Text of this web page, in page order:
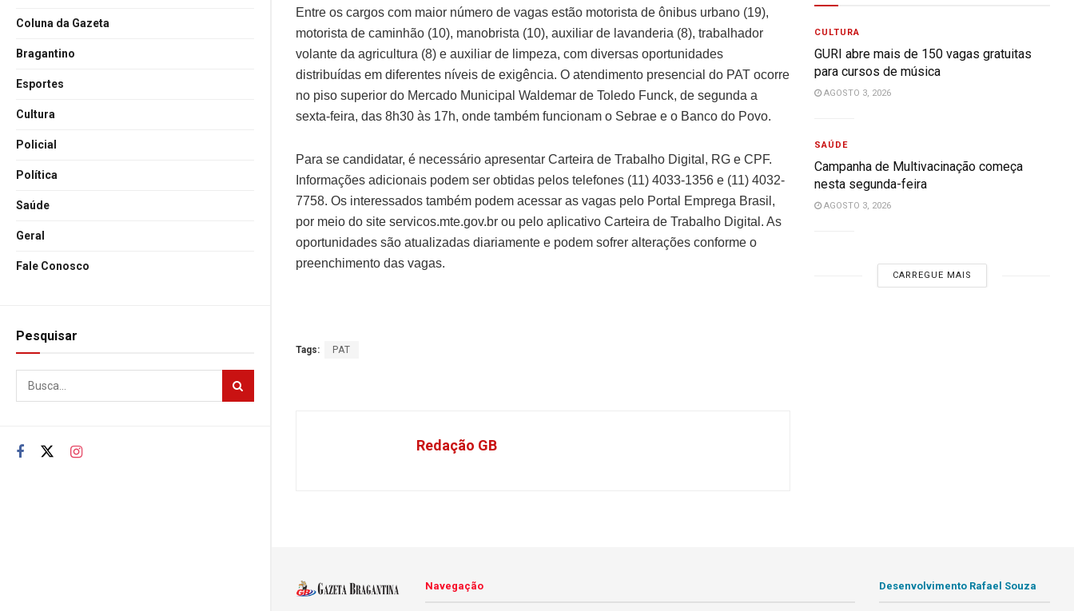
Coluna da Gazeta
Bragantino
Esportes
Cultura
Policial
Política
Saúde
Geral
Fale Conosco
Pesquisar
Entre os cargos com maior número de vagas estão motorista de ônibus urbano (19),
motorista de caminhão (10), manobrista (10), auxiliar de lavanderia (8), trabalhador
volante da agricultura (8) e auxiliar de limpeza, com diversas oportunidades
distribuídas em diferentes níveis de exigência. O atendimento presencial do PAT ocorre
no piso superior do Mercado Municipal Waldemar de Toledo Funck, de segunda a
sexta-feira, das 8h30 às 17h, onde também funcionam o Sebrae e o Banco do Povo.
Para se candidatar, é necessário apresentar Carteira de Trabalho Digital, RG e CPF.
Informações adicionais podem ser obtidas pelos telefones (11) 4033-1356 e (11) 4032-
7758. Os interessados também podem acessar as vagas pelo Portal Emprega Brasil,
por meio do site servicos.mte.gov.br ou pelo aplicativo Carteira de Trabalho Digital. As
oportunidades são atualizadas diariamente e podem sofrer alterações conforme o
preenchimento das vagas.
Tags: PAT
Redação GB
CULTURA
GURI abre mais de 150 vagas gratuitas
para cursos de música
AGOSTO 3, 2026
SAÚDE
Campanha de Multivacinação começa
nesta segunda-feira
AGOSTO 3, 2026
CARREGUE MAIS
Navegação Desenvolvimento Rafael Souza